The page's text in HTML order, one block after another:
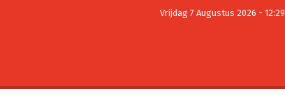
Vrijdag 7 Augustus 2026 - 12:29